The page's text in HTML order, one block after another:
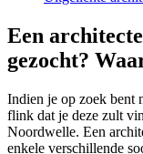
Een
gezocht?
Indien je op zoek bent
flink dat je deze zult
Noordwelle. Een
enkele verschillende